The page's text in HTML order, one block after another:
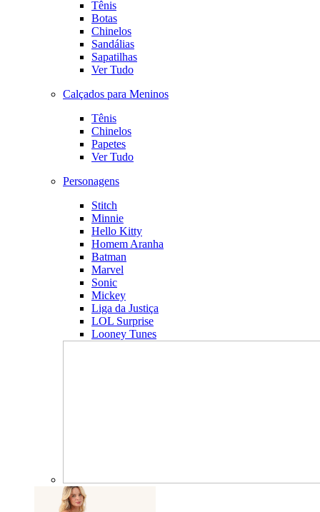
Tênis
Botas
Chinelos
Sandálias
Sapatilhas
Ver Tudo
Calçados para Meninos
Tênis
Chinelos
Papetes
Ver Tudo
Personagens
Stitch
Minnie
Hello Kitty
Homem Aranha
Batman
Marvel
Sonic
Mickey
Liga da Justiça
LOL Surprise
Looney Tunes